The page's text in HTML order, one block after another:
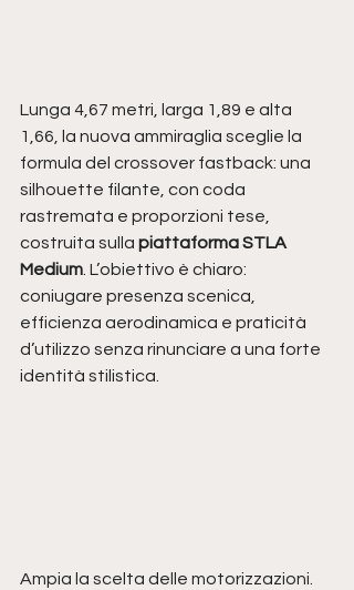
Lunga 4,67 metri, larga 1,89 e alta
1,66, la nuova ammiraglia sceglie la
formula del crossover fastback: una
silhouette filante, con coda
rastremata e proporzioni tese,
costruita sulla piattaforma STLA
Medium . L’obiettivo è chiaro:
coniugare presenza scenica,
efficienza aerodinamica e praticità
d’utilizzo senza rinunciare a una forte
identità stilistica.
Ampia la scelta delle motorizzazioni.